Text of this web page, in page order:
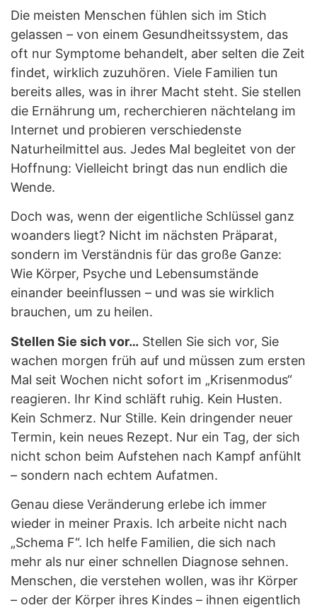
Die meisten Menschen fühlen sich im Stich
gelassen – von einem Gesundheitssystem, das
oft nur Symptome behandelt, aber selten die Zeit
findet, wirklich zuzuhören. Viele Familien tun
bereits alles, was in ihrer Macht steht. Sie stellen
die Ernährung um, recherchieren nächtelang im
Internet und probieren verschiedenste
Naturheilmittel aus. Jedes Mal begleitet von der
Hoffnung: Vielleicht bringt das nun endlich die
Wende.
Doch was, wenn der eigentliche Schlüssel ganz
woanders liegt? Nicht im nächsten Präparat,
sondern im Verständnis für das große Ganze:
Wie Körper, Psyche und Lebensumstände
einander beeinflussen – und was sie wirklich
brauchen, um zu heilen.
Stellen Sie sich vor… Stellen Sie sich vor, Sie
wachen morgen früh auf und müssen zum ersten
Mal seit Wochen nicht sofort im „Krisenmodus“
reagieren. Ihr Kind schläft ruhig. Kein Husten.
Kein Schmerz. Nur Stille. Kein dringender neuer
Termin, kein neues Rezept. Nur ein Tag, der sich
nicht schon beim Aufstehen nach Kampf anfühlt
– sondern nach echtem Aufatmen.
Genau diese Veränderung erlebe ich immer
wieder in meiner Praxis. Ich arbeite nicht nach
„Schema F“. Ich helfe Familien, die sich nach
mehr als nur einer schnellen Diagnose sehnen.
Menschen, die verstehen wollen, was ihr Körper
– oder der Körper ihres Kindes – ihnen eigentlich